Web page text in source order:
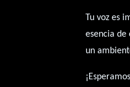
Tu voz es
esencia
un